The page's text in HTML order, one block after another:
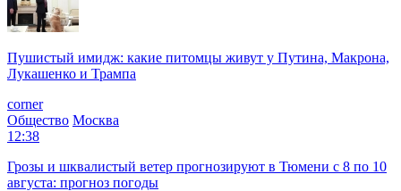
Пушистый имидж: какие питомцы живут у Путина, Макрона,
Лукашенко и Трампа
corner
Общество Москва
12:38
Грозы и шквалистый ветер прогнозируют в Тюмени с 8 по 10
августа: прогноз погоды